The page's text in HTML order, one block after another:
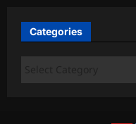
Categories